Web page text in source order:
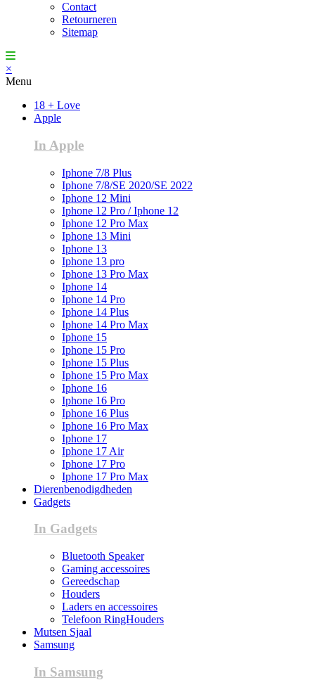
Contact
Retourneren
Sitemap
×
Menu
18 + Love
Apple
In Apple
Iphone 7/8 Plus
Iphone 7/8/SE 2020/SE 2022
Iphone 12 Mini
Iphone 12 Pro / Iphone 12
Iphone 12 Pro Max
Iphone 13 Mini
Iphone 13
Iphone 13 pro
Iphone 13 Pro Max
Iphone 14
Iphone 14 Pro
Iphone 14 Plus
Iphone 14 Pro Max
Iphone 15
Iphone 15 Pro
Iphone 15 Plus
Iphone 15 Pro Max
Iphone 16
Iphone 16 Pro
Iphone 16 Plus
Iphone 16 Pro Max
Iphone 17
Iphone 17 Air
Iphone 17 Pro
Iphone 17 Pro Max
Dierenbenodigdheden
Gadgets
In Gadgets
Bluetooth Speaker
Gaming accessoires
Gereedschap
Houders
Laders en accessoires
Telefoon RingHouders
Mutsen Sjaal
Samsung
In Samsung